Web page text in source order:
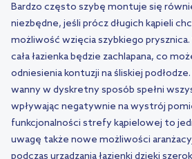
Bardzo często szybę montuje się
niezbędne, jeśli prócz długich kąpieli
możliwość wzięcia szybkiego prysznica.
cała łazienka będzie zachlapana, co
odniesienia kontuzji na śliskiej
wanny w dyskretny sposób spełni
wpływając negatywnie na wystrój
funkcjonalności strefy kąpielowej to
uwagę także nowe możliwości
podczas urządzania łazienki dzięki